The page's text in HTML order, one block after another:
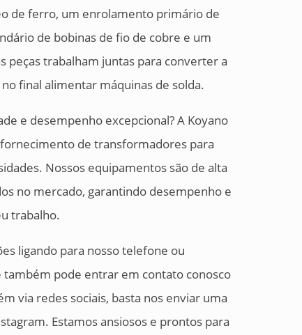
de ferro, um enrolamento primário de
de bobinas de fio de cobre e um
peças trabalham juntas para converter a
final alimentar máquinas de solda.
e desempenho excepcional? A Koyano
de transformadores para
Nossos equipamentos são de alta
no mercado, garantindo desempenho e
trabalho.
ligando para nosso telefone ou
pode entrar em contato conosco
via redes sociais, basta nos enviar uma
Estamos ansiosos e prontos para